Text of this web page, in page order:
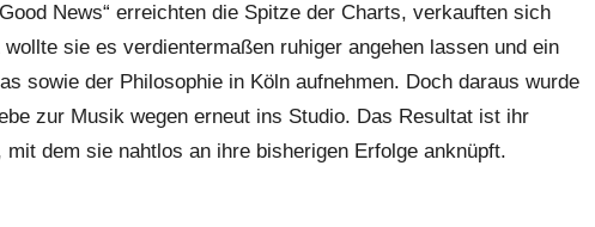
News“ erreichten die Spitze der Charts, verkauften sich
sie es verdientermaßen ruhiger angehen lassen und ein
sowie der Philosophie in Köln aufnehmen. Doch daraus wurde
zur Musik wegen erneut ins Studio. Das Resultat ist ihr
dem sie nahtlos an ihre bisherigen Erfolge anknüpft.